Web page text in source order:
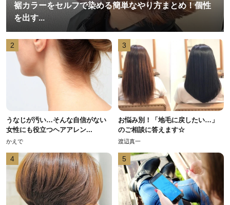
裾カラーをセルフで染める簡単なやり方まとめ！個性
を出す...
2
うなじが汚い…そんな自信がない
女性にも役立つヘアアレン...
かえで
3
お悩み別！「地毛に戻したい…」
のご相談に答えます☆
渡辺真一
4 5